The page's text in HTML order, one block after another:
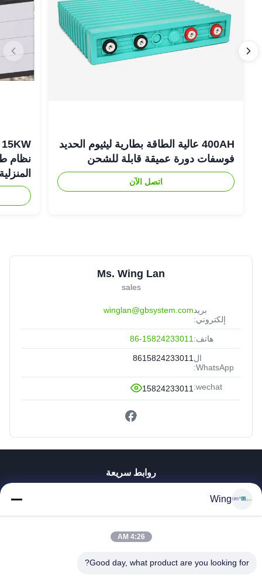
400AH عالية الطاقة بطارية ليثيوم الحديد
فوسفات دورة عميقة قابلة للشحن
اتصل الآن
نظام
Ms. Wing Lan
sales
بريد
إلكتروني:
winglan@gbsystem.com
هاتف:86-15824233011
ال
WhatsApp:
8615824233011
wechat:
15824233011
روابط سريعة
برنامج VR
جولة في المصنع
Wing
4:26 AM
Good day, what product are you looking for?